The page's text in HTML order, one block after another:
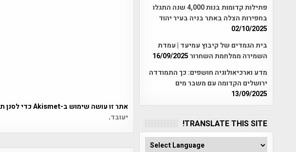
אתר זו עושה שימוש ב-Akismet כדי לסנן תגובות זבל.
יעובד.
פתילות קדומות בנות 4,000 שנה התגלו
בחפירות הצלה באתר בניה בעיר יהוד
02/10/2025
בית הגמדים של קיבוץ עמיעד | עמדת
השמירה ממלחמת השחרור16/09/2025
מדע וארכיאולוגיה חושפים: כך התמודדה
ירושלים הקדומה עם משבר מים
13/09/2025
TRANSLATE THIS SITE!